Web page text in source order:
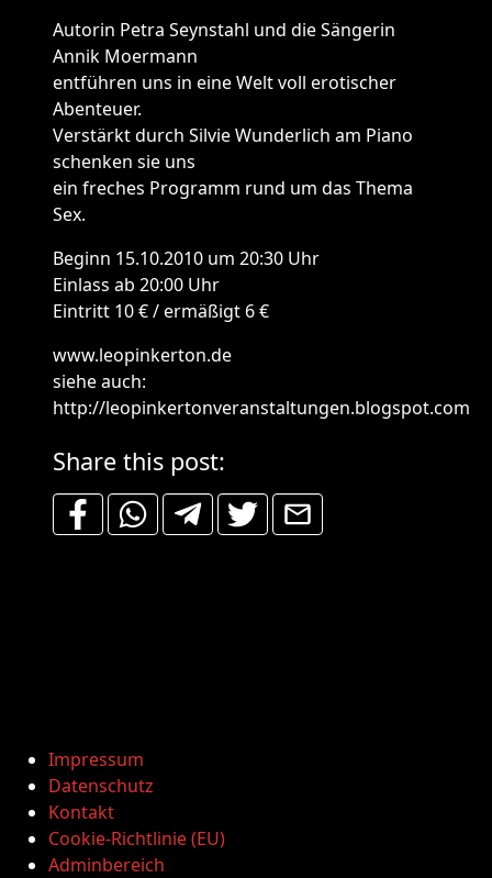
Autorin Petra Seynstahl und die Sängerin
Annik Moermann
entführen uns in eine Welt voll erotischer
Abenteuer.
Verstärkt durch Silvie Wunderlich am Piano
schenken sie uns
ein freches Programm rund um das Thema
Sex.
Beginn 15.10.2010 um 20:30 Uhr
Einlass ab 20:00 Uhr
Eintritt 10 € / ermäßigt 6 €
www.leopinkerton.de
siehe auch:
http://leopinkertonveranstaltungen.blogspot.com
Share this post:
Impressum
Datenschutz
Kontakt
Cookie-Richtlinie (EU)
Adminbereich